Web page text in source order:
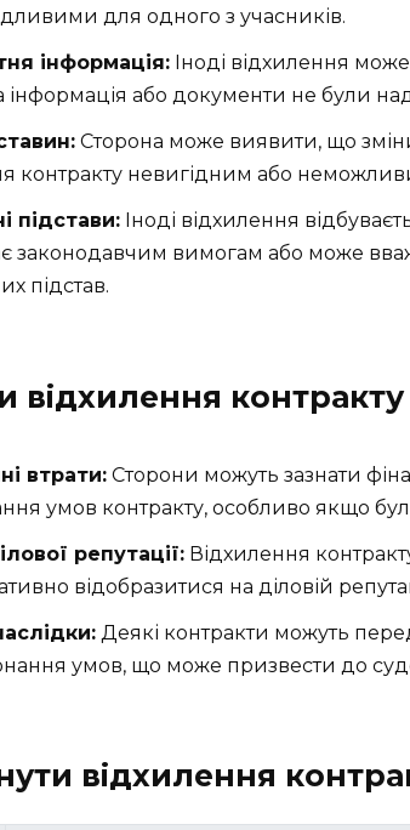
для одного з учасників.
інформація: Іноді відхилення
інформація або документи не були
Сторона може виявити, що
контракту невигідним або
підстави: Іноді відхилення
законодавчим вимогам або може
підстав.
відхилення контракту
втрати: Сторони можуть зазнати
умов контракту, особливо якщо були
репутації: Відхилення
відобразитися на діловій
Деякі контракти можуть
умов, що може призвести до
відхилення